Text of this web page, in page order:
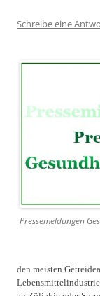
Schreibe eine
Pressemeldungen
den meisten